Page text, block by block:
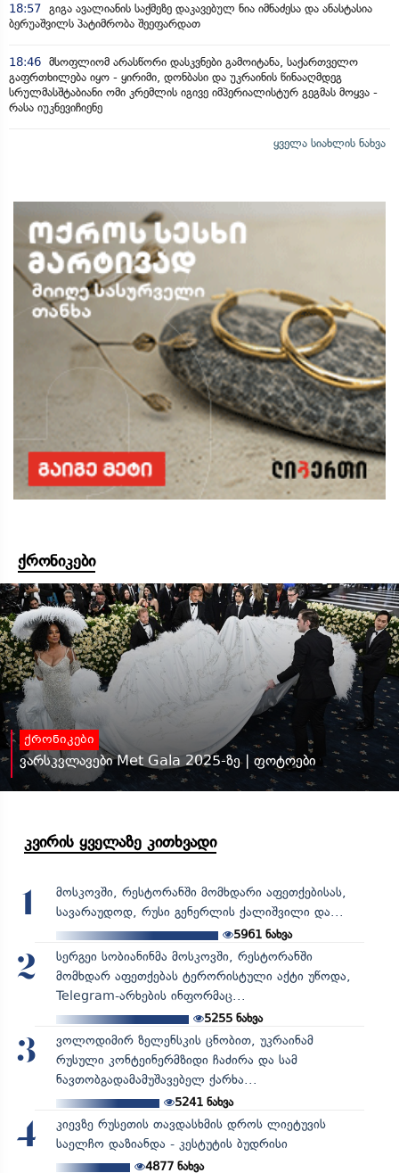
18:57 გიგა ავალიანის საქმეზე დაკავებულ ნია იმნაძესა და ანასტასია
ბერუაშვილს პატიმრობა შეეფარდათ
18:46 მსოფლიომ არასწორი დასკვნები გამოიტანა, საქართველო
გაფრთხილება იყო - ყირიმი, დონბასი და უკრაინის წინააღმდეგ
სრულმასშტაბიანი ომი კრემლის იგივე იმპერიალისტურ გეგმას მოყვა -
რასა იუკნევიჩიენე
ყველა სიახლის ნახვა
ქრონიკები
ქრონიკები
ვარსკვლავები Met Gala 2025-ზე | ფოტოები
კვირის ყველაზე კითხვადი
1
მოსკოვში, რესტორანში მომხდარი აფეთქებისას,
სავარაუდოდ, რუსი გენერლის ქალიშვილი და...
5961 ნახვა
2
სერგეი სობიანინმა მოსკოვში, რესტორანში
მომხდარ აფეთქებას ტერორისტული აქტი უწოდა,
Telegram-არხების ინფორმაც...
5255ნახვა
3
ვოლოდიმირ ზელენსკის ცნობით, უკრაინამ
რუსული კონტეინერმზიდი ჩაძირა და სამ
ნავთობგადამამუშავებელ ქარხა...
5241ნახვა
4
კიევზე რუსეთის თავდასხმის დროს ლიეტუვის
საელჩო დაზიანდა - კესტუტის ბუდრისი
4877ნახვა